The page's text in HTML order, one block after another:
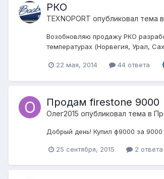
РКО
TEXNOPORT опубликовал тема в
Возобновляю продажу РКО
температурах (Норвегия, Урал,
22 мая, 2014 44 ответа
Продам firestone 9000
Олег2015 опубликовал тема в
Добрый день! Купил ф9000 за
25 сентября, 2015 2 ответа